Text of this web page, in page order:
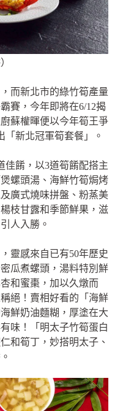
而新北市的綠竹筍產量
賽，今年即將在6/12揭
蘇權暉便以今年筍王爭
「新北冠軍筍套餐」。
佳餚，以3道筍餚配搭主
螺頭湯、海鮮竹筍焗烤
廣式燒味拼盤、粉蒸美
枝甘露和季節鮮果，滋
人入勝。
靈感來自已有50年歷史
瓜煮螺頭，湯料特別鮮
和蜜棗，加以久燉而
絕！賣相好看的「海鮮
鮮奶油麵糊，厚塗在大
味！「明太子竹筍蛋白
和筍丁，妙搭明太子、